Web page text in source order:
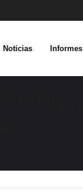
Noticias Informes